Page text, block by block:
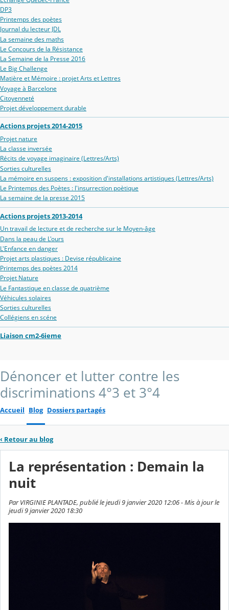
DP3
Printemps des poètes
Journal du lecteur JDL
La semaine des maths
Le Concours de la Résistance
La Semaine de la Presse 2016
Le Big Challenge
Matière et Mémoire : projet Arts et Lettres
Voyage à Barcelone
Citoyenneté
Projet développement durable
Actions projets 2014-2015
Projet nature
La classe inversée
Récits de voyage imaginaire (Lettres/Arts)
Sorties culturelles
La mémoire en suspens : exposition d'installations artistiques (Lettres/Arts)
Le Printemps des Poètes : l'insurrection poètique
La semaine de la presse 2015
Actions projets 2013-2014
Un travail de lecture et de recherche sur le Moyen-âge
Dans la peau de L'ours
L'Enfance en danger
Projet arts plastiques : Devise républicaine
Printemps des poètes 2014
Projet Nature
Le Fantastique en classe de quatrième
Véhicules solaires
Sorties culturelles
Collégiens en scéne
Liaison cm2-6ieme
Dénoncer et lutter contre les
discriminations 4°3 et 3°4
Accueil Blog Dossiers partagés
‹ Retour au blog
La représentation : Demain la
nuit
Par VIRGINIE PLANTADE, publié le jeudi 9 janvier 2020 12:06 - Mis à jour le
jeudi 9 janvier 2020 18:30